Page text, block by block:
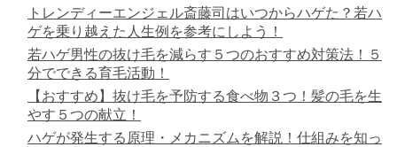
トレンディーエンジェル斎藤司はいつからハゲた？若ハ
ゲを乗り越えた人生例を参考にしよう！
若ハゲ男性の抜け毛を減らす５つのおすすめ対策法！５
分でできる育毛活動！
【おすすめ】抜け毛を予防する食べ物３つ！髪の毛を生
やす５つの献立！
ハゲが発生する原理・メカニズムを解説！仕組みを知っ